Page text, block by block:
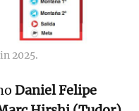
2025.
Daniel Felipe